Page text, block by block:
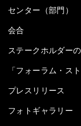
センター（部門）
会合
ステークホルダー
「フォーラム・ス
プレスリリース
フォトギャラリー